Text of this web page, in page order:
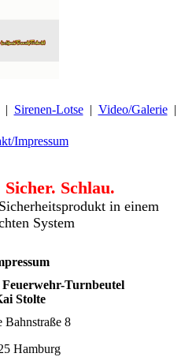
Sirenen-Lotse Video/Galerie
Impressum
Schlau.
in einem
System
Turnbeutel
Stolte
Bahnstraße 8
Hamburg